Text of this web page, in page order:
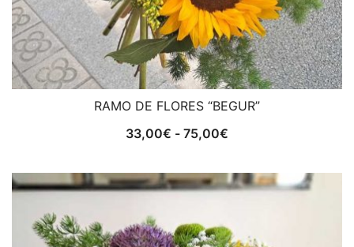
RAMO DE FLORES “BEGUR”
33,00€ - 75,00€
precios:
desde
hasta